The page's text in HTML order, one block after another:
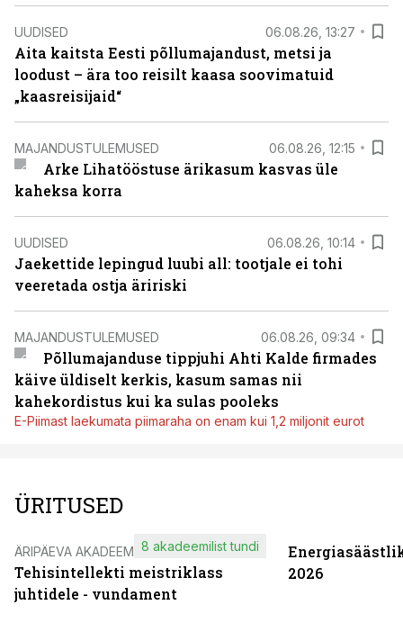
UUDISED 06.08.26, 13:27
Aita kaitsta Eesti põllumajandust, metsi ja
loodust – ära too reisilt kaasa soovimatuid
„kaasreisijaid“
MAJANDUSTULEMUSED 06.08.26, 12:15
Arke Lihatööstuse ärikasum kasvas üle
kaheksa korra
UUDISED 06.08.26, 10:14
Jaekettide lepingud luubi all: tootjale ei tohi
veeretada ostja äririski
MAJANDUSTULEMUSED 06.08.26, 09:34
Põllumajanduse tippjuhi Ahti Kalde firmades
käive üldiselt kerkis, kasum samas nii
kahekordistus kui ka sulas pooleks
E-Piimast laekumata piimaraha on enam kui 1,2 miljonit eurot
ÜRITUSED
ÄRIPÄEVA AKADEEMIA
Tehisintellekti meistriklass
juhtidele - vundament
8 akadeemilist tundi
2026